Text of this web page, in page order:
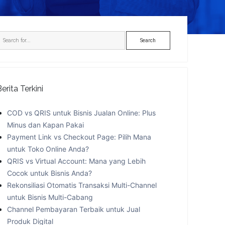
Search
Terkini
COD vs QRIS untuk Bisnis Jualan Online: Plus
Minus dan Kapan Pakai
Payment Link vs Checkout Page: Pilih Mana
untuk Toko Online Anda?
QRIS vs Virtual Account: Mana yang Lebih
Cocok untuk Bisnis Anda?
Rekonsiliasi Otomatis Transaksi Multi-Channel
untuk Bisnis Multi-Cabang
Channel Pembayaran Terbaik untuk Jual
Produk Digital